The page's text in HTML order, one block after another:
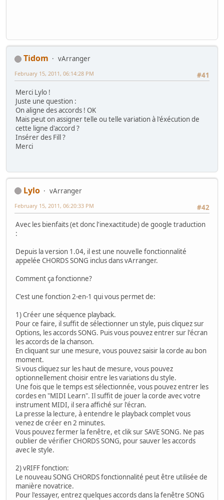
Tidom
vArranger
#41
February 15, 2011, 06:14:28 PM
Merci Lylo !
Juste une question :
On aligne des accords ! OK
Mais peut on assigner telle ou telle variation à l'éxécution de
cette ligne d'accord ?
Insérer des Fill ?
Merci
Lylo
vArranger
#42
February 15, 2011, 06:20:33 PM
Avec les bienfaits (et donc l'inexactitude) de google traduction
:
Depuis la version 1.04, il est une nouvelle fonctionnalité
appelée CHORDS SONG inclus dans vArranger.
Comment ça fonctionne?
C'est une fonction 2-en-1 qui vous permet de:
1) Créer une séquence playback.
Pour ce faire, il suffit de sélectionner un style, puis cliquez sur
Options, les accords SONG. Puis vous pouvez entrer sur l'écran
les accords de la chanson.
En cliquant sur une mesure, vous pouvez saisir la corde au bon
moment.
Si vous cliquez sur les haut de mesure, vous pouvez
optionnellement choisir entre les variations du style.
Une fois que le temps est sélectionnée, vous pouvez entrer les
cordes en "MIDI Learn". Il suffit de jouer la corde avec votre
instrument MIDI, il sera affiché sur l'écran.
La presse la lecture, à entendre le playback complet vous
venez de créer en 2 minutes.
Vous pouvez fermer la fenêtre, et clik sur SAVE SONG. Ne pas
oublier de vérifier CHORDS SONG, pour sauver les accords
avec le style.
2) vRIFF fonction:
Le nouveau SONG CHORDS fonctionnalité peut être utilisée de
manière novatrice.
Pour l'essayer, entrez quelques accords dans la fenêtre SONG